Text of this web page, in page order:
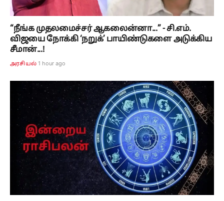
“நீங்க முதலமைச்சர் ஆகலைன்னா...” - சி.எம்.
விஜயை நோக்கி ‘நறுக்’ பாயிண்டுகளை அடுக்கிய
சீமான்...!
அரசியல் 1 hour ago